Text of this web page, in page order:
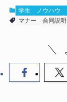
学生 ノウハウ
マナー
合同説